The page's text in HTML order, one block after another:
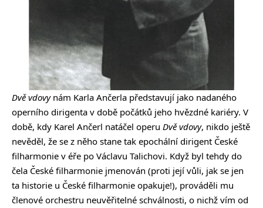
Dvě vdovynám Karla Ančerla představují jako nadaného
operního dirigenta v době počátků jeho hvězdné kariéry. V
době, kdy Karel Ančerl natáčel operu Dvě vdovy, nikdo ještě
nevěděl, že se z něho stane tak epochální dirigent České
filharmonie v éře po Václavu Talichovi. Když byl tehdy do
čela České filharmonie jmenován (proti její vůli, jak se jen
ta historie u České filharmonie opakuje!), prováděli mu
členové orchestru neuvěřitelné schválnosti, o nichž vím od